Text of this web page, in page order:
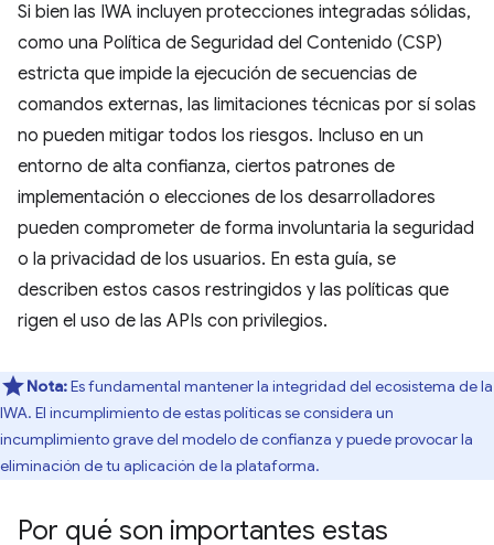
Si bien las IWA incluyen protecciones integradas sólidas,
como una Política de Seguridad del Contenido (CSP)
estricta que impide la ejecución de secuencias de
comandos externas, las limitaciones técnicas por sí solas
no pueden mitigar todos los riesgos. Incluso en un
entorno de alta confianza, ciertos patrones de
implementación o elecciones de los desarrolladores
pueden comprometer de forma involuntaria la seguridad
o la privacidad de los usuarios. En esta guía, se
describen estos casos restringidos y las políticas que
rigen el uso de las APIs con privilegios.
Nota:Es fundamental mantener la integridad del ecosistema de la
IWA. El incumplimiento de estas políticas se considera un
incumplimiento grave del modelo de confianza y puede provocar la
eliminación de tu aplicación de la plataforma.
Por qué son importantes estas